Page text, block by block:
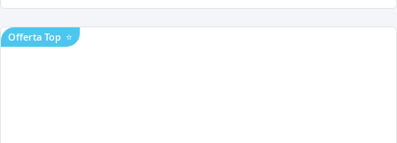
Offerta Top ⭐